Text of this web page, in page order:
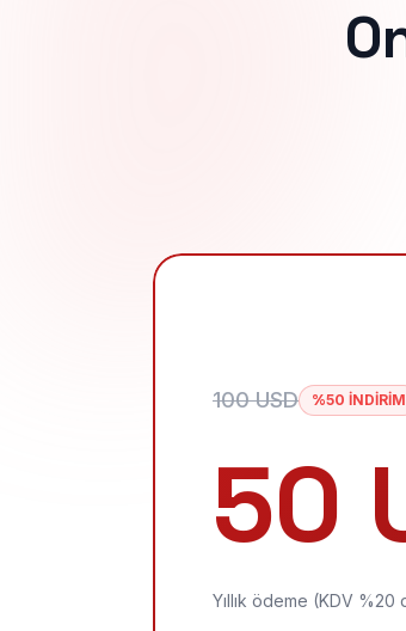
100 USD %50 İNDİRİM
50
Yıllık ödeme (KDV %20